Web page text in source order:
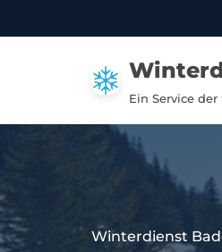
Ein Service der
Winterdienst